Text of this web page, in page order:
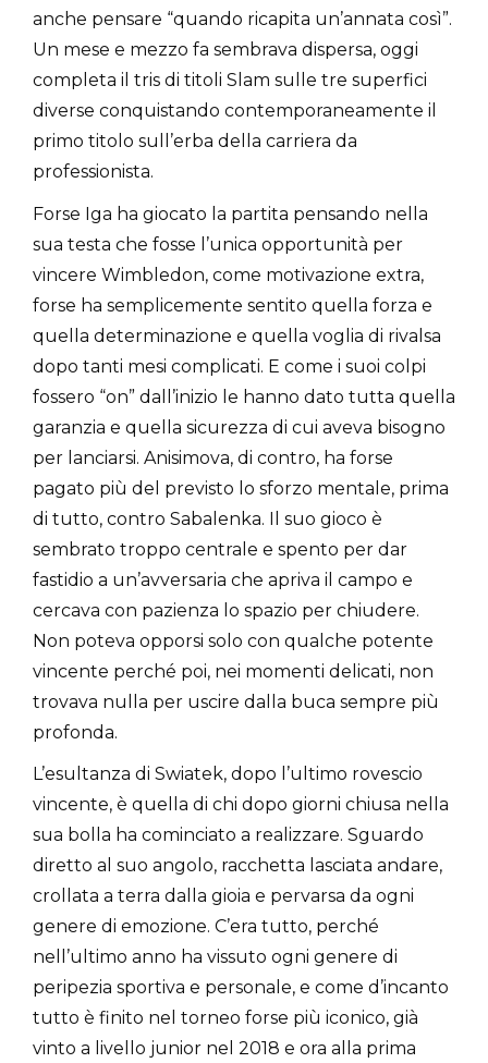
anche pensare “quando ricapita un’annata così”.
Un mese e mezzo fa sembrava dispersa, oggi
completa il tris di titoli Slam sulle tre superfici
diverse conquistando contemporaneamente il
primo titolo sull’erba della carriera da
professionista.
Forse Iga ha giocato la partita pensando nella
sua testa che fosse l’unica opportunità per
vincere Wimbledon, come motivazione extra,
forse ha semplicemente sentito quella forza e
quella determinazione e quella voglia di rivalsa
dopo tanti mesi complicati. E come i suoi colpi
fossero “on” dall’inizio le hanno dato tutta quella
garanzia e quella sicurezza di cui aveva bisogno
per lanciarsi. Anisimova, di contro, ha forse
pagato più del previsto lo sforzo mentale, prima
di tutto, contro Sabalenka. Il suo gioco è
sembrato troppo centrale e spento per dar
fastidio a un’avversaria che apriva il campo e
cercava con pazienza lo spazio per chiudere.
Non poteva opporsi solo con qualche potente
vincente perché poi, nei momenti delicati, non
trovava nulla per uscire dalla buca sempre più
profonda.
L’esultanza di Swiatek, dopo l’ultimo rovescio
vincente, è quella di chi dopo giorni chiusa nella
sua bolla ha cominciato a realizzare. Sguardo
diretto al suo angolo, racchetta lasciata andare,
crollata a terra dalla gioia e pervarsa da ogni
genere di emozione. C’era tutto, perché
nell’ultimo anno ha vissuto ogni genere di
peripezia sportiva e personale, e come d’incanto
tutto è finito nel torneo forse più iconico, già
vinto a livello junior nel 2018 e ora alla prima